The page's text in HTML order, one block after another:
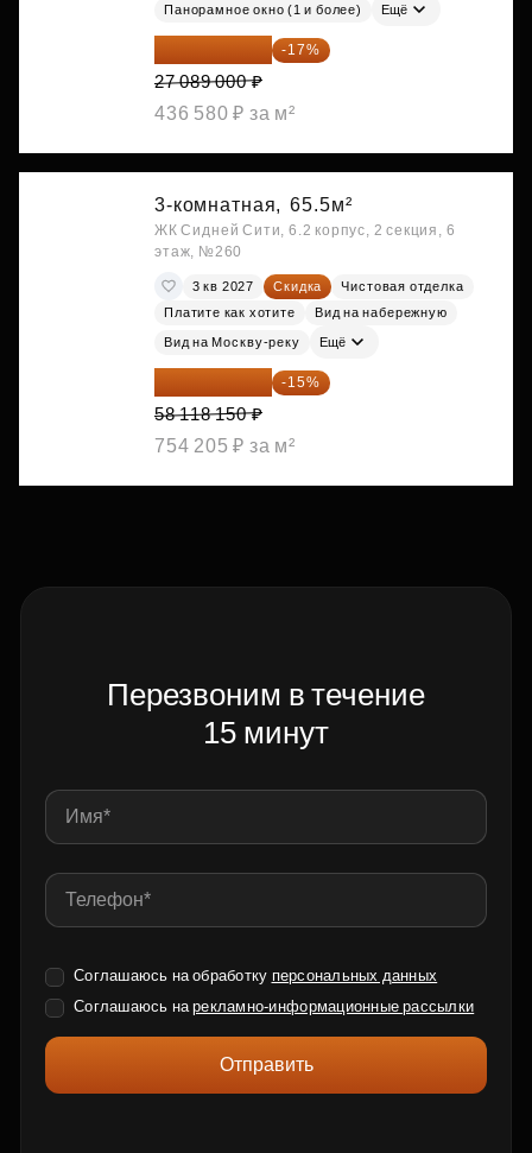
Панорамное окно (1 и более) Ещё
22 483 870 ₽ -17%
27 089 000 ₽
436 580 ₽ за м²
3-комнатная, 65.5м²
ЖК Сидней Сити, 6.2 корпус, 2 секция, 6
этаж, №260
3 кв 2027 Скидка
Чистовая отделка
Платите как хотите
Вид на набережную
Вид на Москву-реку Ещё
49 400 428 ₽ -15%
58 118 150 ₽
754 205 ₽ за м²
Перезвоним в течение
15 минут
Соглашаюсь на обработку персональных данных
Соглашаюсь нарекламно-информационные рассылки
Отправить